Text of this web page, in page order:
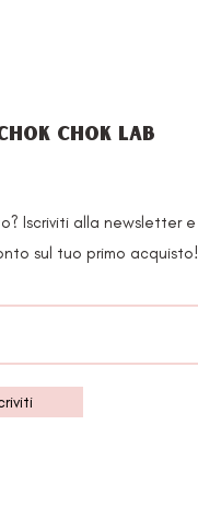
CHOK LAB
Iscriviti alla newsletter e
sul tuo primo acquisto!